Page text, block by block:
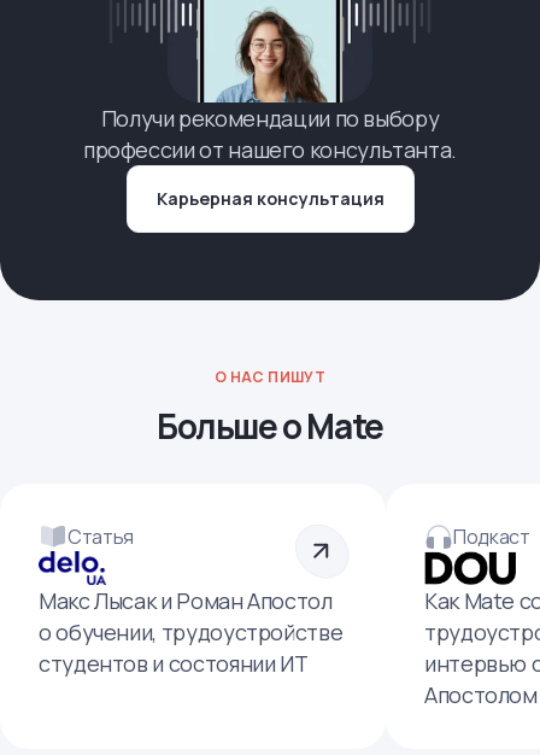
Получи рекомендации по выбору
профессии от нашего консультанта.
Карьерная консультация
О НАС ПИШУТ
Больше о Mate
Статья
Макс Лысак и Роман Апостол
о обучении, трудоустройстве
студентов и состоянии ИТ
Подкаст
Как Mate
интервью
Апостолом